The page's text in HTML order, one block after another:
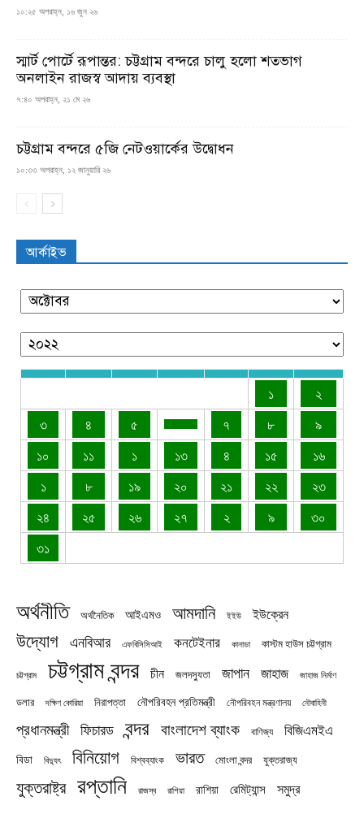
১০:২৫ অপরাহ্ন, ১৬ জুন ২৬
স্মার্ট পোর্টে রূপান্তর: চট্টগ্রাম বন্দরে চালু হলো শতভাগ
অনলাইন রাজস্ব আদায় ব্যবস্থা
৭:৪০ অপরাহ্ন, ২১ মে ২৬
চট্টগ্রাম বন্দরে ৫জি নেটওয়ার্কের উদ্বোধন
১০:৩৩ অপরাহ্ন, ১২ জানুয়ারি ২৬
আর্কাইভ
১
২
৩
৪ ৫ ৭ ৮
৯
১০
১১ ১ ১৩ ৪ ১৫
১৬
১
৮ ১৯ ২০ ২১ ২২
২৩
২৪
২৫ ২৬ ২৭ ২ ৯
৩০
৩১
অর্থনীতি অর্থনৈতিক আইএমও আমদানি ইইউ ইউক্রেন
উদ্যোগ এনবিআর এফবিসিসিআই কনটেইনার কানাডা কাস্টম হাউস চট্টগ্রাম
চট্টগ্রাম চট্টগ্রাম বন্দর চীন জলদস্যুতা জাপান জাহাজ জাহাজ নির্মাণ
ডলার দক্ষিণ কোরিয়া নিরাপত্তা নৌপরিবহন প্রতিমন্ত্রী নৌপরিবহন মন্ত্রণালয় নৌবাহিনী
প্রধানমন্ত্রী ফিচারড বন্দর বাংলাদেশ ব্যাংক বাণিজ্য বিজিএমইএ
বিডা বিদ্যুৎ বিনিয়োগ বিশ্বব্যাংক ভারত মোংলা বন্দর যুক্তরাজ্য
যুক্তরাষ্ট্র রপ্তানি রাজস্ব রাশিয়া রাশিয়া রেমিট্যান্স সমুদ্র